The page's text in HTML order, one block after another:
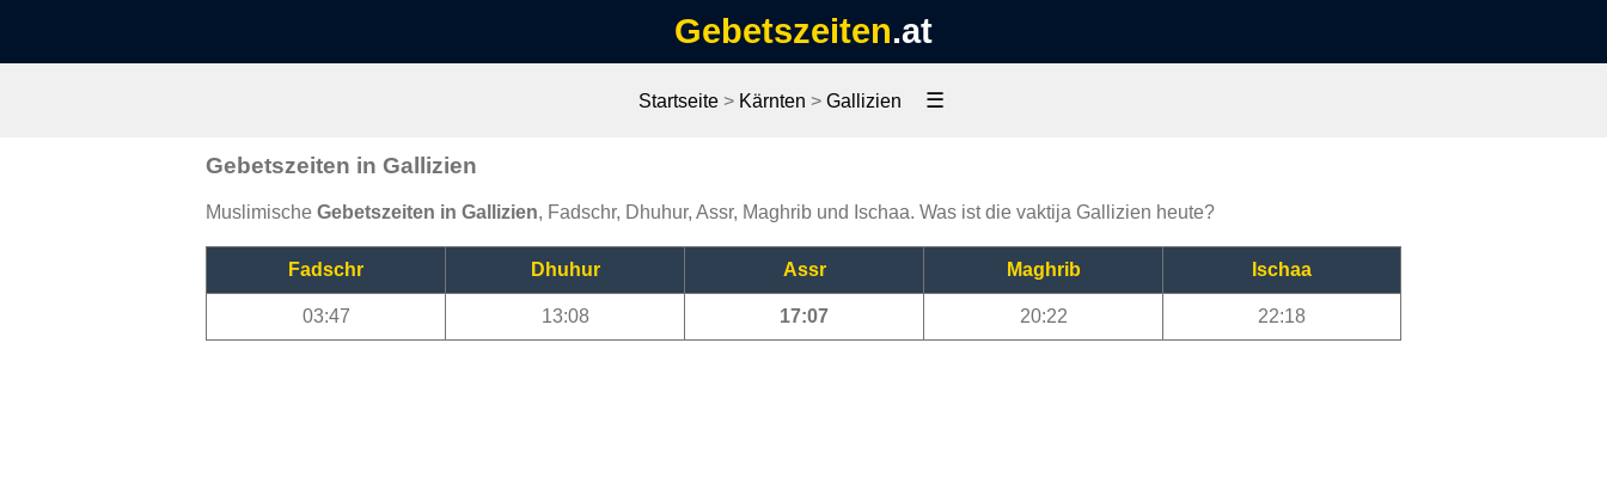
Gebetszeiten.at
Startseite > Kärnten > Gallizien ☰
Gebetszeiten in Gallizien
Muslimische Gebetszeiten in Gallizien, Fadschr, Dhuhur, Assr, Maghrib und Ischaa. Was ist die vaktija Gallizien heute?
Fadschr Dhuhur Assr Maghrib Ischaa
03:47 13:08 17:07 20:22 22:18